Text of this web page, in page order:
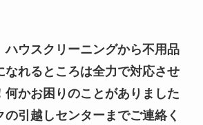
ハウスクリーニングから不用品
なれるところは全力で対応させ
何かお困りのことがありました
の引越しセンターまでご連絡く